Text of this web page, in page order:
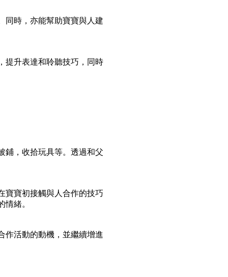
同時，亦能幫助寶寶與人建
提升表達和聆聽技巧，同時
鋪，收拾玩具等。透過和父
寶寶初接觸與人合作的技巧
情緒。
作活動的動機，並繼續增進